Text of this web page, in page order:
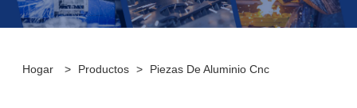
Hogar > Productos > Piezas De Aluminio Cnc